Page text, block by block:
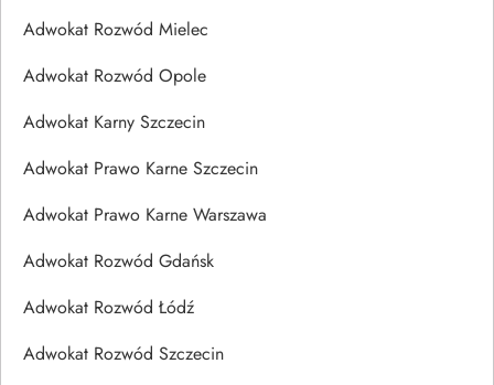
Adwokat Rozwód Mielec
Adwokat Rozwód Opole
Adwokat Karny Szczecin
Adwokat Prawo Karne Szczecin
Adwokat Prawo Karne Warszawa
Adwokat Rozwód Gdańsk
Adwokat Rozwód Łódź
Adwokat Rozwód Szczecin